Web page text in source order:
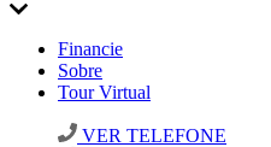
Financie
Sobre
Tour Virtual
VER TELEFONE